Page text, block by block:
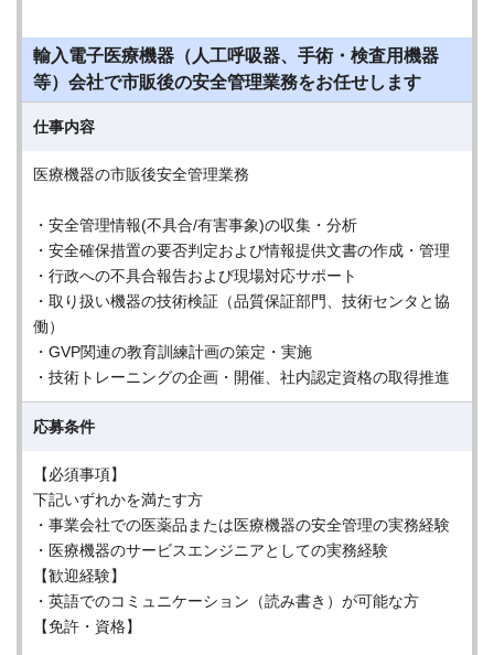
輸入電子医療機器（人工呼吸器、手術・検査用機器
等）会社で市販後の安全管理業務をお任せします
仕事内容
医療機器の市販後安全管理業務
・安全管理情報(不具合/有害事象)の収集・分析
・安全確保措置の要否判定および情報提供文書の作成・管理
・行政への不具合報告および現場対応サポート
・取り扱い機器の技術検証（品質保証部門、技術センタと協
働）
・GVP関連の教育訓練計画の策定・実施
・技術トレーニングの企画・開催、社内認定資格の取得推進
応募条件
【必須事項】
下記いずれかを満たす方
・事業会社での医薬品または医療機器の安全管理の実務経験
・医療機器のサービスエンジニアとしての実務経験
【歓迎経験】
・英語でのコミュニケーション（読み書き）が可能な方
【免許・資格】